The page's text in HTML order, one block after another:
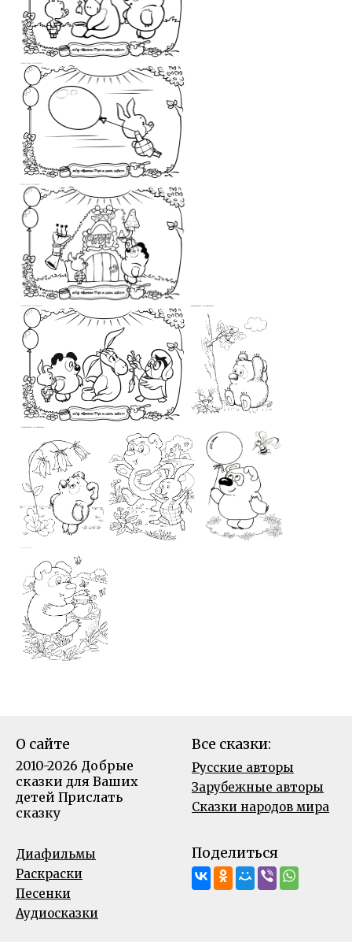
О сайте
2010-2026 Добрые
сказки для Ваших
детей Прислать
сказку
Все сказки:
Русские авторы
Зарубежные авторы
Сказки народов мира
Диафильмы
Раскраски
Песенки
Аудиосказки
Поделиться